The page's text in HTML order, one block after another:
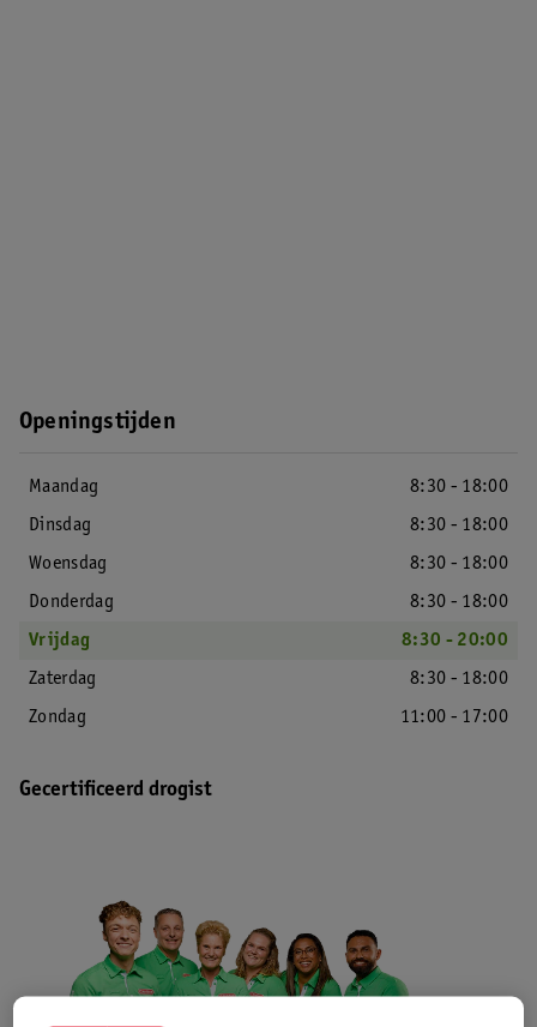
Openingstijden
Maandag
8:30 - 18:00
Dinsdag
8:30 - 18:00
Woensdag
8:30 - 18:00
Donderdag
8:30 - 18:00
Vrijdag
8:30 - 20:00
Zaterdag
8:30 - 18:00
Zondag
11:00 - 17:00
Gecertificeerd drogist